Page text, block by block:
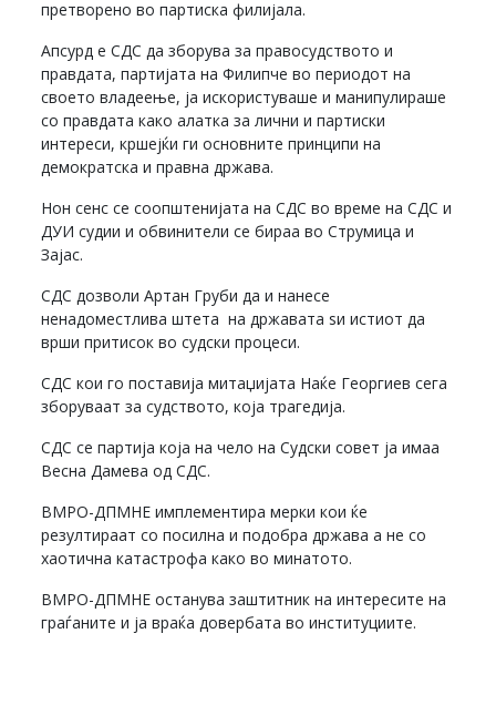
претворено во партиска филијала.
Апсурд е СДС да зборува за правосудството и
правдата, партијата на Филипче во периодот на
своето владеење, ја искористуваше и манипулираше
со правдата како алатка за лични и партиски
интереси, кршејќи ги основните принципи на
демократска и правна држава.
Нон сенс се соопштенијата на СДС во време на СДС и
ДУИ судии и обвинители се бираа во Струмица и
Зајас.
СДС дозволи Артан Груби да и нанесе
ненадоместлива штета на државата ѕи истиот да
врши притисок во судски процеси.
СДС кои го поставија митаџијата Наќе Георгиев сега
зборуваат за судството, која трагедија.
СДС се партија која на чело на Судски совет ја имаа
Весна Дамева од СДС.
ВМРО-ДПМНЕ имплементира мерки кои ќе
резултираат со посилна и подобра држава а не со
хаотична катастрофа како во минатото.
ВМРО-ДПМНЕ останува заштитник на интересите на
граѓаните и ја враќа довербата во институциите.